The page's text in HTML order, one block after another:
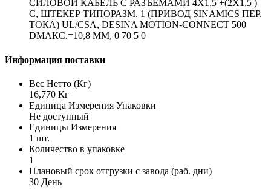
СИЛОВОЙ КАБЕЛЬ С РАЗЪЕМАМИ 4X1,5 +(2X1,5 )
C, ШТЕКЕР ТИПОРАЗМ. 1 (ПРИВОД SINAMICS ПЕР.
ТОКА) UL/CSA, DESINA MOTION-CONNECT 500
DМАКС.=10,8 ММ, 0 70 5 0
Информация поставки
Вес Нетто (Кг)
16,770 Кг
Единица Измерения Упаковки
Не доступный
Единицы Измерения
1 шт.
Количество в упаковке
1
Плановый срок отгрузки с завода (раб. дни)
30 День